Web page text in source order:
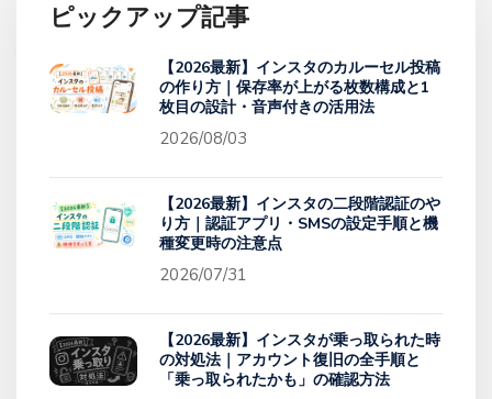
ピックアップ記事
【2026最新】インスタのカルーセル投稿
の作り方｜保存率が上がる枚数構成と1
枚目の設計・音声付きの活用法
2026/08/03
【2026最新】インスタの二段階認証のや
り方｜認証アプリ・SMSの設定手順と機
種変更時の注意点
2026/07/31
【2026最新】インスタが乗っ取られた時
の対処法｜アカウント復旧の全手順と
「乗っ取られたかも」の確認方法